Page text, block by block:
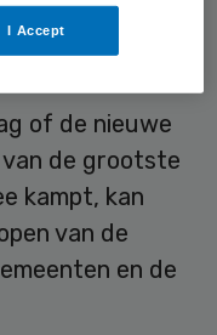
of de nieuwe
de grootste
kampt, kan
van de
en de
I Accept